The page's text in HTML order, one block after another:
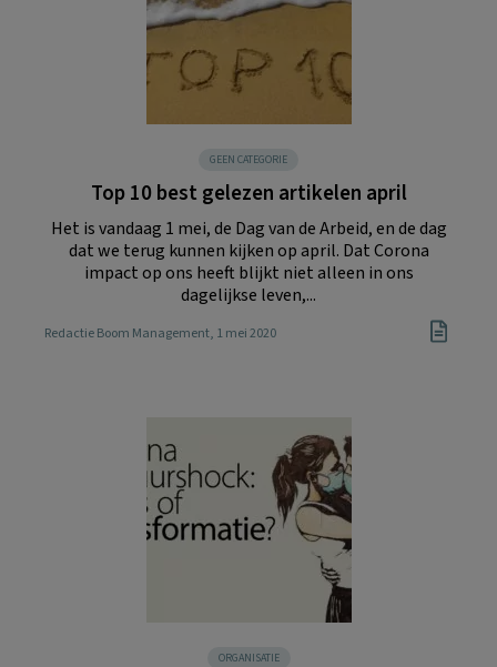
GEEN CATEGORIE
Top 10 best gelezen artikelen april
Het is vandaag 1 mei, de Dag van de Arbeid, en de dag
dat we terug kunnen kijken op april. Dat Corona
impact op ons heeft blijkt niet alleen in ons
dagelijkse leven,...
Redactie Boom Management, 1 mei 2020
ORGANISATIE